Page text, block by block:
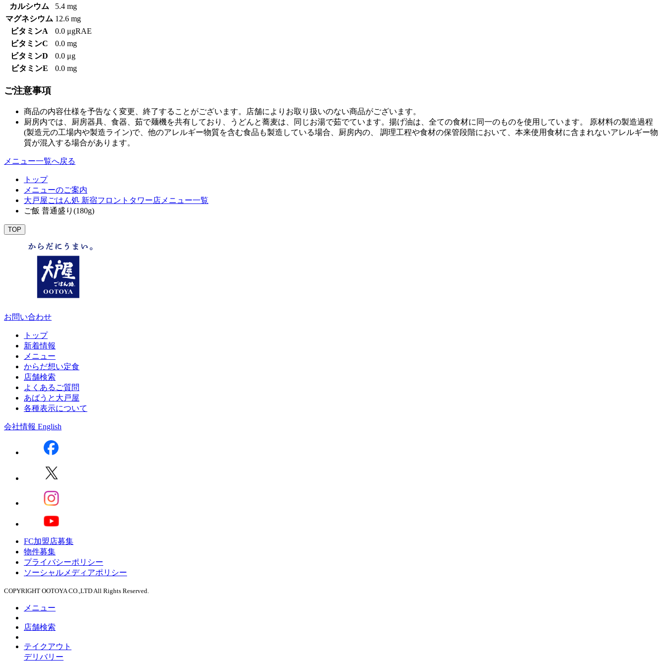
カルシウム
5.4 mg
マグネシウム 12.6 mg
ビタミンA
0.0 μgRAE
ビタミンC
0.0 mg
ビタミンD
0.0 μg
ビタミンE
0.0 mg
ご注意事項
商品の内容仕様を予告なく変更、終了することがございます。店舗によりお取り扱いのない商品がございます。
厨房内では、厨房器具、食器、茹で麺機を共有しており、うどんと蕎麦は、同じお湯で茹でています。揚げ油は、全ての食材に同一のものを使用しています。 原材料の製造過程
(製造元の工場内や製造ライン)で、他のアレルギー物質を含む食品も製造している場合、厨房内の、 調理工程や食材の保管段階において、本来使用食材に含まれないアレルギー物
質が混入する場合があります。
メニュー一覧へ戻る
トップ
メニューのご案内
大戸屋ごはん処 新宿フロントタワー店メニュー一覧
ご飯 普通盛り(180g)
TOP
お問い合わせ
トップ
新着情報
メニュー
からだ想い定食
店舗検索
よくあるご質問
あばうと大戸屋
各種表示について
会社情報 English
FC加盟店募集
物件募集
プライバシーポリシー
ソーシャルメディアポリシー
COPYRIGHT OOTOYA CO.,LTD All Rights Reserved.
メニュー
店舗検索
テイクアウト
デリバリー